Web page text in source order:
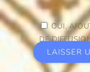
OUI,
DE